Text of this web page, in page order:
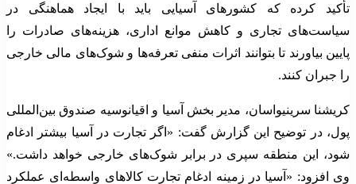
تأکید کرده که کشورهای آسیایی باید با ایجاد هماهنگی در
سیاست‌های تجاری و کاهش موانع اداری، هزینه‌های صادرات را
پایین بیاورند تا بتوانند اثرات منفی تعرفه‌ها و شوک‌های مالی خارجی
را جبران کنند.
کریشنا سرینیواسان، مدیر بخش آسیا و اقیانوسیه صندوق بین‌المللی
پول، در توضیح این گزارش گفت: «اگر تجارت در آسیا بیشتر ادغام
شود، این منطقه سپری در برابر شوک‌های خارجی خواهد داشت.»
وی افزود: «آسیا در زمینه ادغام تجارت کالاهای واسطه‌ای عملکرد